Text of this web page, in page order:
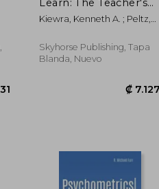
₡ 24.845Guide to Student
Success (en Inglés)
Kiewra, Kenneth A. ; Peltz,
Skyhorse Publishing, Tapa
Blanda, Nuevo